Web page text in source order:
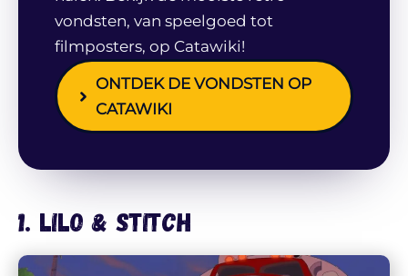
vondsten, van speelgoed tot
filmposters, op Catawiki!
ONTDEK DE VONDSTEN OP
CATAWIKI
1. Lilo & Stitch